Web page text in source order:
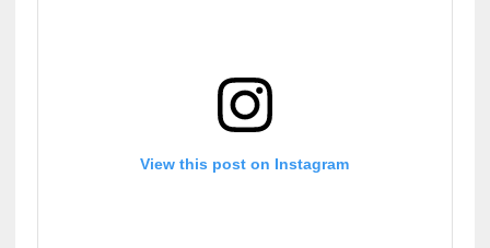
View this post on Instagram